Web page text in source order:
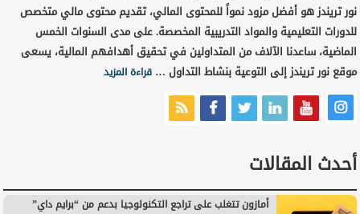
نور تريندز هو أفضل مزود نمواً للمحتوى المالي، تقديم محتوى مالي متخصص
للدورات التعليمية والمواد التدريبية المخصصة. على مدى السنوات الخمس
الماضية، ساعدنا الآلاف من المتداولين في تحقيق أهدافهم المالية، يسعى
موقع نور تريندز إلى التوعية بنشاط التداول …قراءة المزيد
أحدث المقالات
أمازون تتغلب على تراجع التكنولوجيا بدعم من “برايم داي”